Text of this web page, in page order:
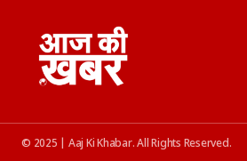
© 2025 | Aaj Ki Khabar. All Rights Reserved.